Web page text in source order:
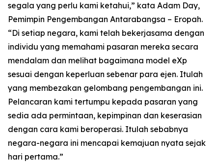
segala yang perlu kami ketahui,” kata Adam Day,
Pemimpin Pengembangan Antarabangsa – Eropah.
“Di setiap negara, kami telah bekerjasama dengan
individu yang memahami pasaran mereka secara
mendalam dan melihat bagaimana model eXp
sesuai dengan keperluan sebenar para ejen. Itulah
yang membezakan gelombang pengembangan ini.
Pelancaran kami tertumpu kepada pasaran yang
sedia ada permintaan, kepimpinan dan keserasian
dengan cara kami beroperasi. Itulah sebabnya
negara-negara ini mencapai kemajuan nyata sejak
hari pertama.”